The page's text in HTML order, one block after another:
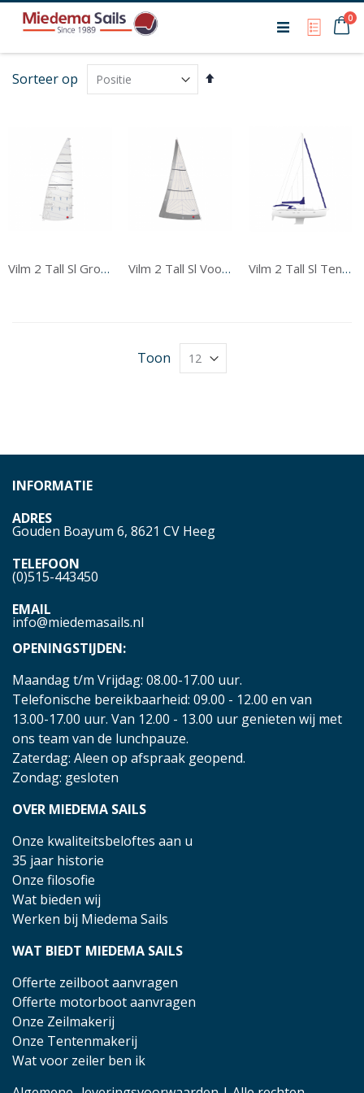
My0
Sorteer op
Van
Vilm 2 Tall Sl Grootzeil Vilm 2 Tall Sl Voorzeil Vilm 2 Tall Sl Tentwerk
Toon
INFORMATIE
ADRES
Gouden Boayum 6, 8621 CV Heeg
TELEFOON
(0)515-443450
EMAIL
info@miedemasails.nl
OPENINGSTIJDEN:
Maandag t/m Vrijdag: 08.00-17.00 uur.
Telefonische bereikbaarheid: 09.00 - 12.00 en van
13.00-17.00 uur. Van 12.00 - 13.00 uur genieten wij met
ons team van de lunchpauze.
Zaterdag: Aleen op afspraak geopend.
Zondag: gesloten
OVER MIEDEMA SAILS
Onze kwaliteitsbeloftes aan u
35 jaar historie
Onze filosofie
Wat bieden wij
Werken bij Miedema Sails
WAT BIEDT MIEDEMA SAILS
Offerte zeilboot aanvragen
Offerte motorboot aanvragen
Onze Zeilmakerij
Onze Tentenmakerij
Wat voor zeiler ben ik